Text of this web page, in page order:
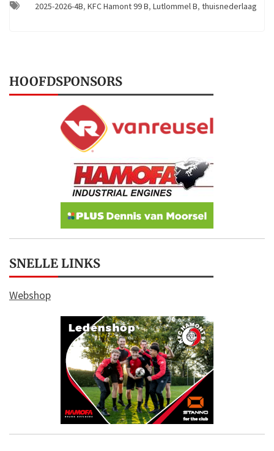
2025-2026-4B, KFC Hamont 99 B, Lutlommel B, thuisnederlaag
HOOFDSPONSORS
SNELLE LINKS
Webshop